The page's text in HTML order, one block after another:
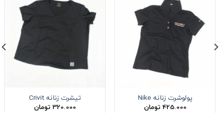
پولوشرت زنانه Nike
425.000 تومان
تیشرت زنانه Crivit
320.000 تومان